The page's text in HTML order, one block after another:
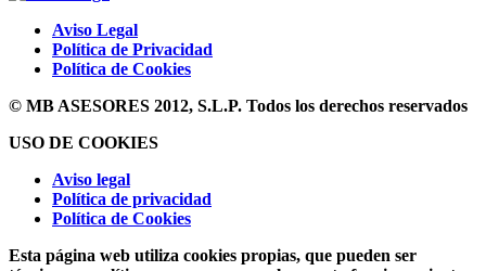
Aviso Legal
Política de Privacidad
Política de Cookies
© MB ASESORES 2012, S.L.P. Todos los derechos reservados
USO DE COOKIES
Aviso legal
Política de privacidad
Política de Cookies
Esta página web utiliza cookies propias, que pueden ser